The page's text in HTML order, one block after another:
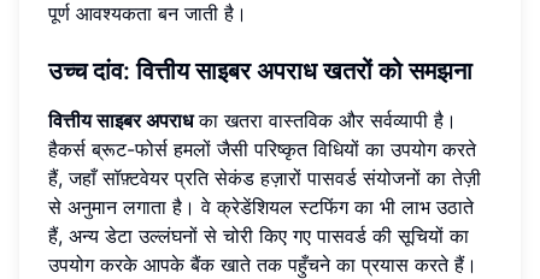
पूर्ण आवश्यकता बन जाती है।
उच्च दांव: वित्तीय साइबर अपराध खतरों को समझना
वित्तीय साइबर अपराधका खतरा वास्तविक और सर्वव्यापी है।
हैकर्स ब्रूट-फोर्स हमलों जैसी परिष्कृत विधियों का उपयोग करते
हैं, जहाँ सॉफ़्टवेयर प्रति सेकंड हज़ारों पासवर्ड संयोजनों का तेज़ी
से अनुमान लगाता है। वे क्रेडेंशियल स्टफिंग का भी लाभ उठाते
हैं, अन्य डेटा उल्लंघनों से चोरी किए गए पासवर्ड की सूचियों का
उपयोग करके आपके बैंक खाते तक पहुँचने का प्रयास करते हैं।